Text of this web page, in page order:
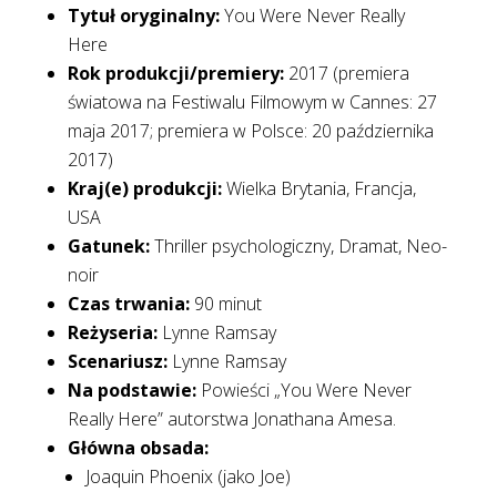
Tytuł oryginalny:You Were Never Really
Here
Rok produkcji/premiery:2017 (premiera
światowa na Festiwalu Filmowym w Cannes: 27
maja 2017; premiera w Polsce: 20 października
2017)
Kraj(e) produkcji:Wielka Brytania, Francja,
USA
Gatunek:Thriller psychologiczny, Dramat, Neo-
noir
Czas trwania:90 minut
Reżyseria:Lynne Ramsay
Scenariusz:Lynne Ramsay
Na podstawie:Powieści „You Were Never
Really Here” autorstwa Jonathana Amesa.
Główna obsada:
Joaquin Phoenix (jako Joe)